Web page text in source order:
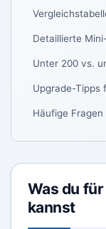
Detaillierte
Unter 200 vs.
Upgrade-Tipps
Häufige Fragen
Was du
kannst